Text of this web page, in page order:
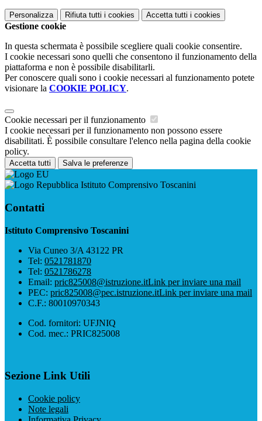
Personalizza Rifiuta tutti i cookies Accetta tutti i cookies
Gestione cookie
In questa schermata è possibile scegliere quali cookie consentire.
I cookie necessari sono quelli che consentono il funzionamento della
piattaforma e non è possibile disabilitarli.
Per conoscere quali sono i cookie necessari al funzionamento potete
visionare la COOKIE POLICY.
Cookie necessari per il funzionamento
I cookie necessari per il funzionamento non possono essere
disabilitati. È possibile consultare l'elenco nella pagina della cookie
policy.
Accetta tutti Salva le preferenze
Istituto Comprensivo Toscanini
Contatti
Istituto Comprensivo Toscanini
Via Cuneo 3/A 43122 PR
Tel: 0521781870
Tel: 0521786278
Email: pric825008@istruzione.itLink per inviare una mail
PEC: pric825008@pec.istruzione.itLink per inviare una mail
C.F.: 80010970343
Cod. fornitori: UFJNIQ
Cod. mec.: PRIC825008
Sezione Link Utili
Cookie policy
Note legali